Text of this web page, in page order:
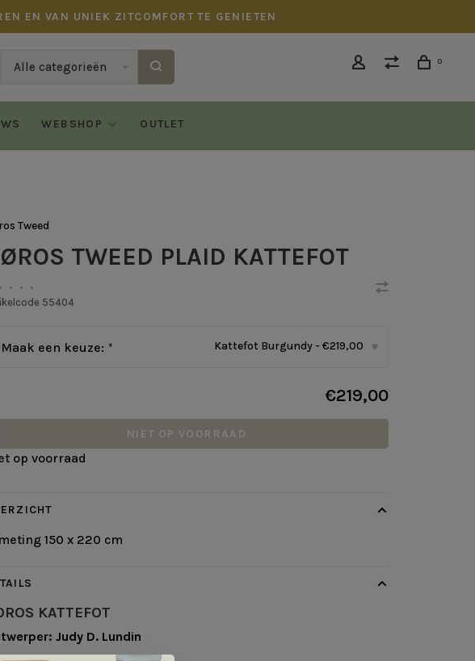
EN VAN UNIEK ZITCOMFORT TE GENIETEN
Alle categorieën 0
WEBSHOP OUTLET
Tweed
TWEED PLAID KATTEFOT
• • •
•
55404
Maak een keuze: * Kattefot Burgundy - €219,00 ▾
€219,00
NIET OP VOORRAAD
op voorraad
150 x 220 cm
KATTEFOT
Judy D. Lundin